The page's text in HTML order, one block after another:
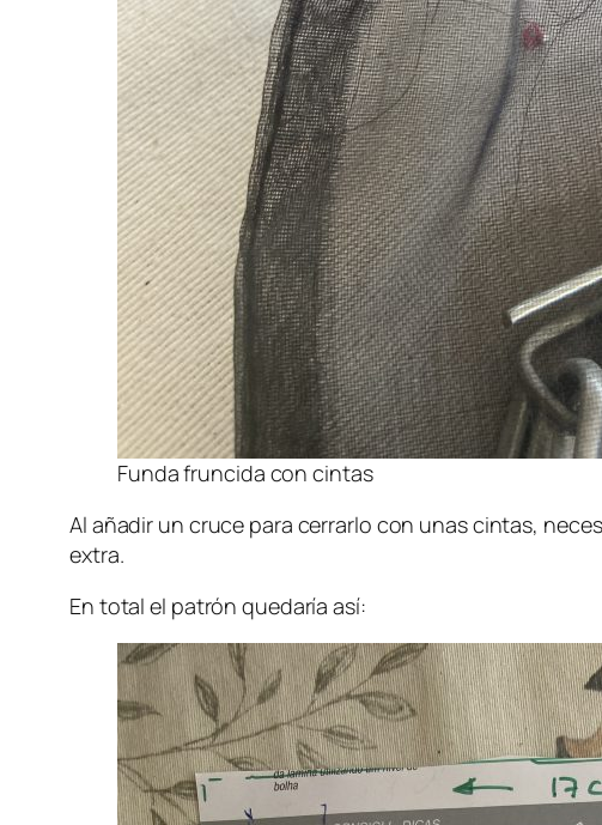
Funda fruncida con cintas
Al añadir un cruce para cerrarlo con unas cintas,
extra.
En total el patrón quedaría así: